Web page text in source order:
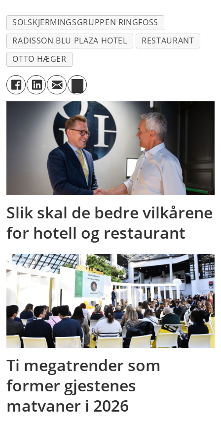
SOLSKJERMINGSGRUPPEN RINGFOSS
RADISSON BLU PLAZA HOTEL
RESTAURANT
OTTO HÆGER
Slik skal de bedre vilkårene
for hotell og restaurant
Ti megatrender som
former gjestenes
matvaner i 2026